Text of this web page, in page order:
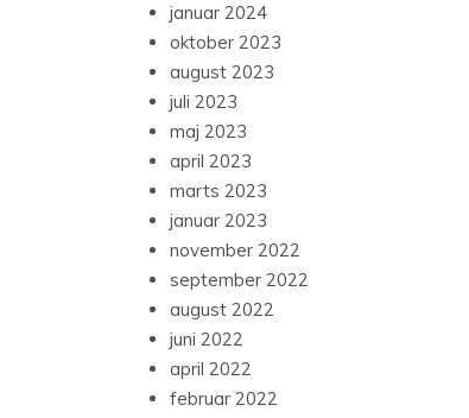
januar 2024
oktober 2023
august 2023
juli 2023
maj 2023
april 2023
marts 2023
januar 2023
november 2022
september 2022
august 2022
juni 2022
april 2022
februar 2022